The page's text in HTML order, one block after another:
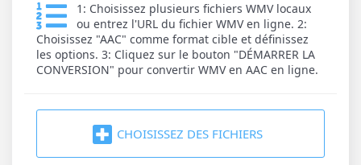
1: Choisissez plusieurs fichiers WMV locaux
ou entrez l'URL du fichier WMV en ligne. 2:
Choisissez "AAC" comme format cible et définissez
les options. 3: Cliquez sur le bouton "DÉMARRER LA
CONVERSION" pour convertir WMV en AAC en ligne.
CHOISISSEZ DES FICHIERS